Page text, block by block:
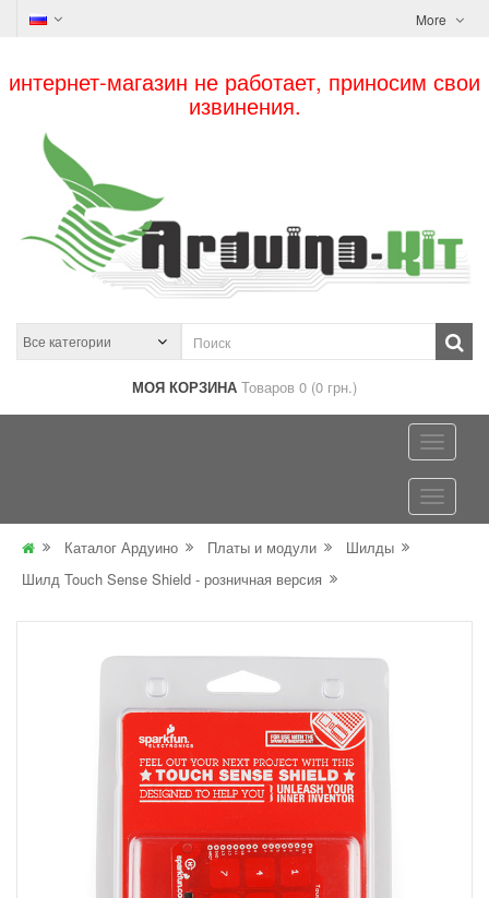
More
интернет-магазин не работает, приносим свои
извинения.
МОЯ КОРЗИНА Товаров 0 (0 грн.)
Каталог Ардуино Платы и модули
Шилды
Шилд Touch Sense Shield - розничная версия